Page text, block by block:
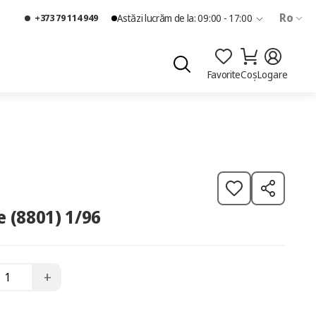
+373 79 114 949 Astăzi lucrăm de la: 09:00 - 17:00 Ro
FavoriteCoșLogare
(8801) 1/96
+